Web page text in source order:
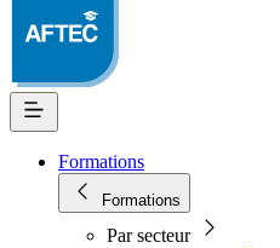
Formations
Formations
Par secteur